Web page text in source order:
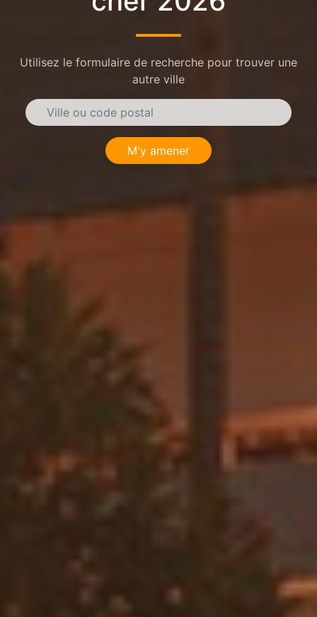
Utilisez le formulaire de recherche pour trouver une
autre ville
M'y amener